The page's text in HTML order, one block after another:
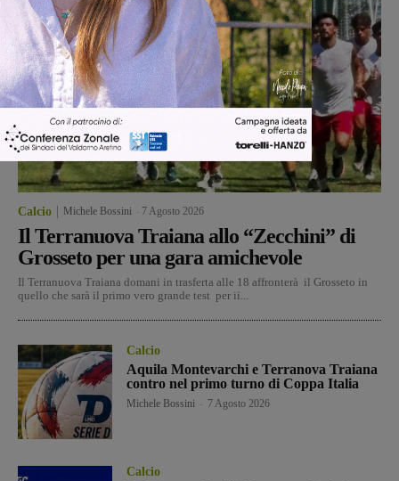
Calcio Michele Bossini 7 Agosto 2026
Il Terranuova Traiana allo “Zecchini” di
Grosseto per una gara amichevole
Il Terranuova Traiana domani in trasferta alle 18 affronterà il Grosseto in
quello che sarà il primo vero grande test per ii...
Calcio
Aquila Montevarchi e Terranova Traiana
contro nel primo turno di Coppa Italia
Michele Bossini 7 Agosto 2026
Calcio